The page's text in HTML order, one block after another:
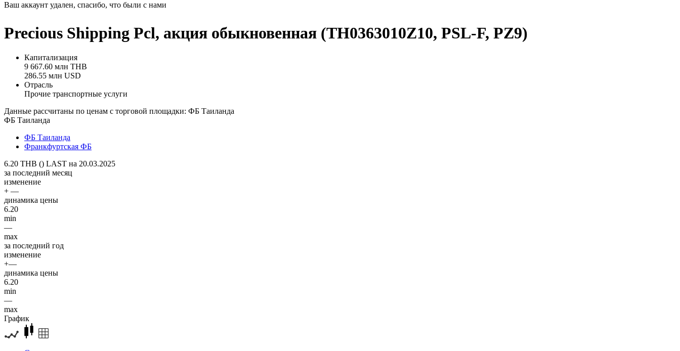
Ваш аккаунт удален, спасибо, что были с нами
Precious Shipping Pcl, акция обыкновенная (TH0363010Z10, PSL-F, PZ9)
Капитализация
9 667.60 млн THB
286.55 млн USD
Отрасль
Прочие транспортные услуги
Данные рассчитаны по ценам с торговой площадки: ФБ Таиланда
ФБ Таиланда
ФБ Таиланда
Франкфуртская ФБ
6.20 THB () LAST на 20.03.2025
за последний месяц
изменение
+ —
динамика цены
6.20
min
—
max
за последний год
изменение
+—
динамика цены
6.20
min
—
max
График